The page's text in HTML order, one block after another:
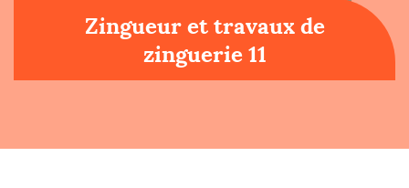
Zingueur et travaux de
zinguerie 11